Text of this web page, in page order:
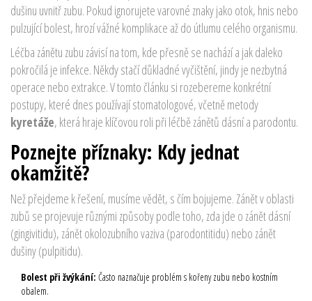
dušinu uvnitř zubu. Pokud ignorujete varovné znaky jako otok, hnis nebo
pulzující bolest, hrozí vážné komplikace až do útlumu celého organismu.
Léčba zánětu zubu závisí na tom, kde přesně se nachází a jak daleko
pokročilá je infekce. Někdy stačí důkladné vyčištění, jindy je nezbytná
operace nebo extrakce. V tomto článku si rozebereme konkrétní
postupy, které dnes používají stomatologové, včetně metody
kyretáže, která hraje klíčovou roli při léčbě zánětů dásní a parodontu.
Poznejte příznaky: Kdy jednat
okamžitě?
Než přejdeme k řešení, musíme vědět, s čím bojujeme. Zánět v oblasti
zubů se projevuje různými způsoby podle toho, zda jde o zánět dásní
(gingivitidu), zánět okolozubního vaziva (parodontitidu) nebo zánět
dušiny (pulpitidu).
Bolest při žvýkání: Často naznačuje problém s kořeny zubu nebo kostním
obalem.